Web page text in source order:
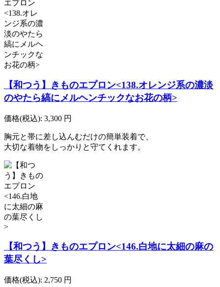
【和つう】きものエプロン<138.オレンジ系の濃淡
のやたら縞にメルヘンチックなお花の柄>
価格(税込): 3,300 円
胸元と帯に差し込んむだけの簡単装着で、
大切な着物をしっかりと守てくれます。
【和つう】きものエプロン<146.白地に太細の麻の
葉尽くし>
価格(税込): 2,750 円